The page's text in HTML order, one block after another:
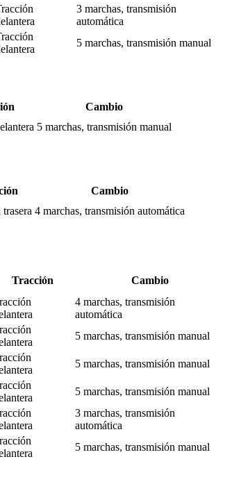
3 marchas, transmisión
automática
5 marchas, transmisión manual
Cambio
5 marchas, transmisión manual
Cambio
4 marchas, transmisión automática
Tracción
Cambio
4 marchas, transmisión
automática
5 marchas, transmisión manual
5 marchas, transmisión manual
5 marchas, transmisión manual
3 marchas, transmisión
automática
5 marchas, transmisión manual